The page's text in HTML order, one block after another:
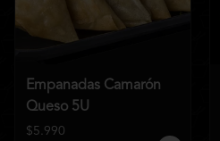
Empanadas Camarón
Queso 5U
$5.990